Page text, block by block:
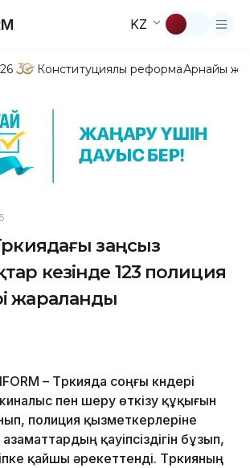
KZ
Конституциялық реформаАрнайы
заңсыз
кезінде 123 полиция
жараланды
– Түркияда соңғы күндері
пен шеру өткізу құқығын
полиция қызметкерлеріне
қауіпсіздігін бұзып,
қайшы әрекеттенді. Түркияның